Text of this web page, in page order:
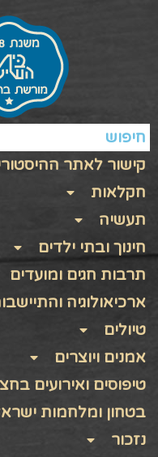
חיפוש
קישור לאתר
חקלאות
תעשיה
חינוך ובתי ילדים
תרבות חגים ומועדים
ארכיאולוגיה
טיולים
אמנים ויוצרים
טיפוסים ואירועים
בטחון ומלחמות
נזכור